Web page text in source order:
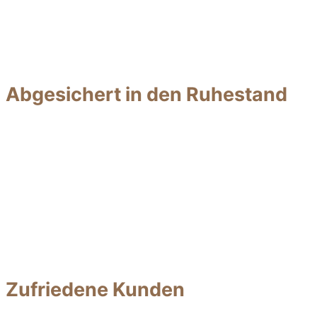
Abgesichert in den Ruhestand
Zufriedene Kunden